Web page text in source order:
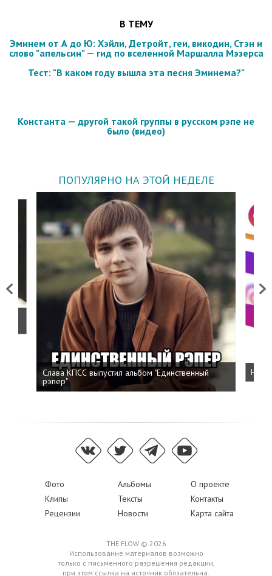
В ТЕМУ
Эминем от А до Ю: Хэйли, Детройт, геи, викодин, Стэн и
слово "апельсин" — гид по вселенной Маршалла Мэзерса
Тест: "В каком году вышла эта песня Эминема?"
Константа — другой такой группы в русском рэпе не
было (видео)
ПОПУЛЯРНО НА ЭТОЙ НЕДЕЛЕ
Previous
Слава КПСС выпустил альбом "Единственный
рэпер"
Next
Фото Альбомы
О проекте
Клипы
Тексты
Контакты
Рецензии
Новости Карта сайта
THE FLOW © 2026
Использование материалов возможно
только с письменного разрешения редакции,
при этом ссылка на источник обязательна.